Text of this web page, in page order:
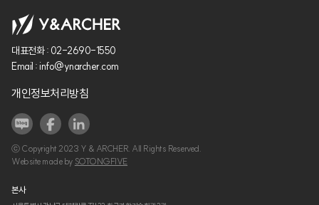
대표전화 : 02-2690-1550
Email : info@ynarcher.com
개인정보처리방침
ⓒ Copyright 2023 Y & ARCHER. All Rights Reserved.
Website made by SOTONGFIVE
본사